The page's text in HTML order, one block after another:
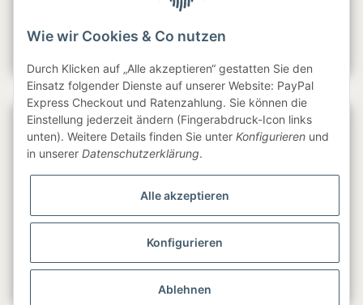
Gesetzliche Informationen
Wie wir Cookies & Co nutzen
Durch Klicken auf „Alle akzeptieren“ gestatten Sie den
Einsatz folgender Dienste auf unserer Website: PayPal
Express Checkout und Ratenzahlung. Sie können die
Einstellung jederzeit ändern (Fingerabdruck-Icon links
unten). Weitere Details finden Sie unter Konfigurieren und
in unserer Datenschutzerklärung.
Alle akzeptieren
Konfigurieren
Ablehnen